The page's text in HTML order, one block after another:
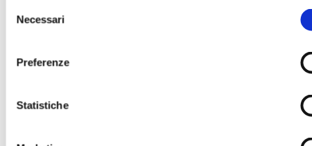
delNecessari
Preferenze
Statistiche
Il tuo indirizzo completo